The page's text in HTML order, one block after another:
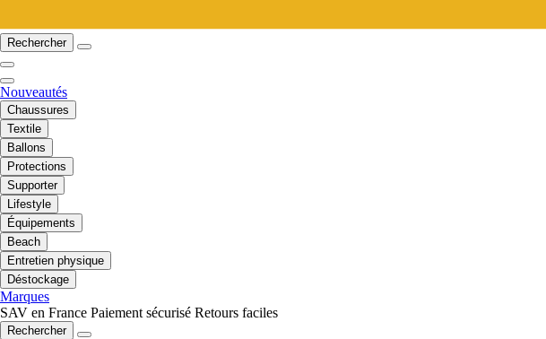
Rechercher
Nouveautés
Chaussures
Textile
Ballons
Protections
Supporter
Lifestyle
Équipements
Beach
Entretien physique
Déstockage
Marques
SAV en France Paiement sécurisé Retours faciles
Rechercher